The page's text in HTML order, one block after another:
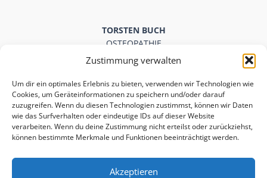
Zustimmung verwalten
Um dir ein optimales Erlebnis zu bieten, verwenden wir Technologien wie
Cookies, um Geräteinformationen zu speichern und/oder darauf
zuzugreifen. Wenn du diesen Technologien zustimmst, können wir Daten
wie das Surfverhalten oder eindeutige IDs auf dieser Website
verarbeiten. Wenn du deine Zustimmung nicht erteilst oder zurückziehst,
können bestimmte Merkmale und Funktionen beeinträchtigt werden.
Akzeptieren
TORSTEN BUCH
OSTEOPATHIE
Heilpraktiker
Brüggenstraße 13, 45968 Gladbeck
Telefon: 02043 5034020
E-Mail: info@torsten-buch.de
Osteopathie für:
Sportler
Erwachsene